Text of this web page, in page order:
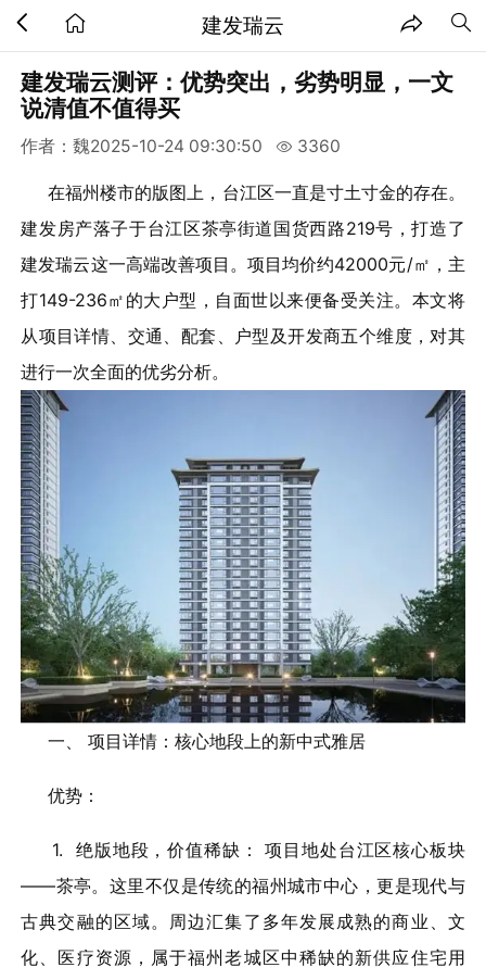
建发瑞云
建发瑞云测评：优势突出，劣势明显，一文
说清值不值得买
作者：魏2025-10-24 09:30:50 3360
在福州楼市的版图上，台江区一直是寸土寸金的存在。
建发房产落子于台江区茶亭街道国货西路219号，打造了
建发瑞云这一高端改善项目。项目均价约42000元/㎡，主
打149-236㎡的大户型，自面世以来便备受关注。本文将
从项目详情、交通、配套、户型及开发商五个维度，对其
进行一次全面的优劣分析。
一、 项目详情：核心地段上的新中式雅居
优势：
1. 绝版地段，价值稀缺： 项目地处台江区核心板块
——茶亭。这里不仅是传统的福州城市中心，更是现代与
古典交融的区域。周边汇集了多年发展成熟的商业、文
化、医疗资源，属于福州老城区中稀缺的新供应住宅用